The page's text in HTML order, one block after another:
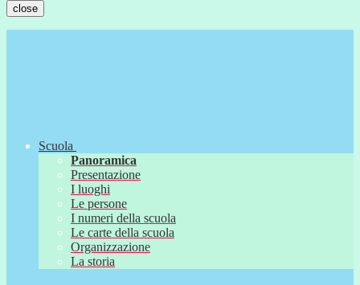
close
Scuola
Panoramica
Presentazione
I luoghi
Le persone
I numeri della scuola
Le carte della scuola
Organizzazione
La storia